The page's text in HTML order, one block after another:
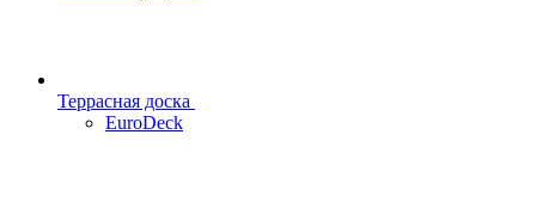
Террасная доска
EuroDeck